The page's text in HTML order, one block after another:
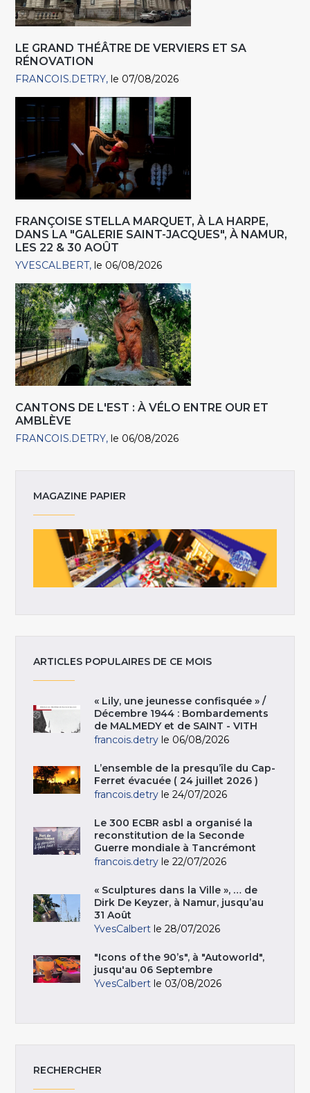
LE GRAND THÉÂTRE DE VERVIERS ET SA
RÉNOVATION
FRANCOIS.DETRY le 07/08/2026
FRANÇOISE STELLA MARQUET, À LA HARPE,
DANS LA "GALERIE SAINT-JACQUES", À NAMUR,
LES 22 & 30 AOÛT
YVESCALBERT le 06/08/2026
CANTONS DE L'EST : À VÉLO ENTRE OUR ET
AMBLÈVE
FRANCOIS.DETRY le 06/08/2026
MAGAZINE PAPIER
ARTICLES POPULAIRES DE CE MOIS
« Lily, une jeunesse confisquée » /
Décembre 1944 : Bombardements
de MALMEDY et de SAINT - VITH
francois.detry le 06/08/2026
L’ensemble de la presqu’île du Cap-
Ferret évacuée ( 24 juillet 2026 )
francois.detry le 24/07/2026
Le 300 ECBR asbl a organisé la
reconstitution de la Seconde
Guerre mondiale à Tancrémont
francois.detry le 22/07/2026
« Sculptures dans la Ville », … de
Dirk De Keyzer, à Namur, jusqu’au
31 Août
YvesCalbert le 28/07/2026
"Icons of the 90’s", à "Autoworld",
jusqu'au 06 Septembre
YvesCalbert le 03/08/2026
RECHERCHER